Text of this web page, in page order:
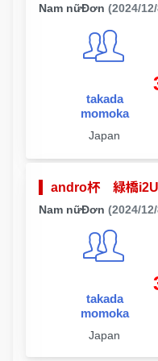
Nam nữĐơn (2024/
takada
momoka
Japan
andro杯 緑橋i2U
Nam nữĐơn (2024/
takada
momoka
Japan